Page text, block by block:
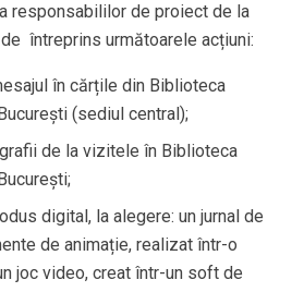
responsabililor de proiect de la
întreprins următoarele acțiuni:
în cărțile din Biblioteca
(sediul central);
de la vizitele în Biblioteca
digital, la alegere: un jurnal de
de animație, realizat într-o
joc video, creat într-un soft de